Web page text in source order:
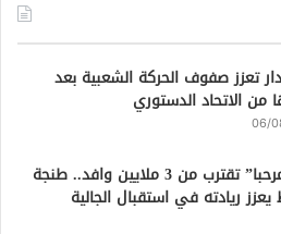
تعزز صفوف الحركة الشعبية بعد
من الاتحاد الدستوري
06/
عملية “مرحبا” تقترب من 3 ملايين وافد.. طنجة
ريادته في استقبال الجالية